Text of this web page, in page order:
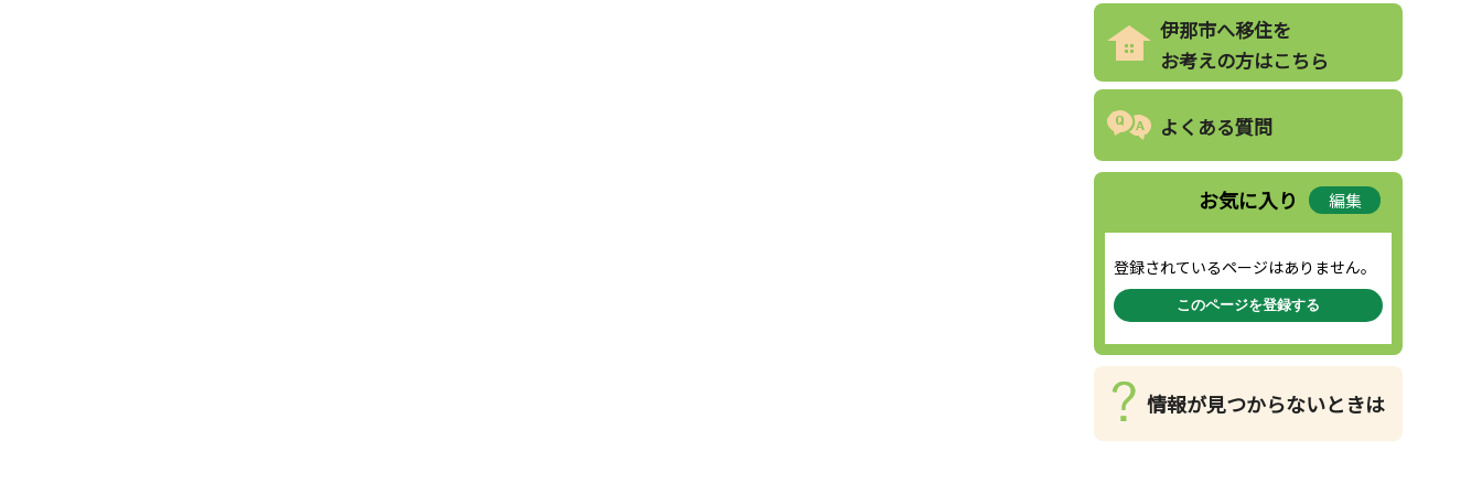
伊那市へ移住を
お考えの方はこちら
よくある質問
お気に入り 編集
登録されているページはありません。
このページを登録する
情報が見つからないときは